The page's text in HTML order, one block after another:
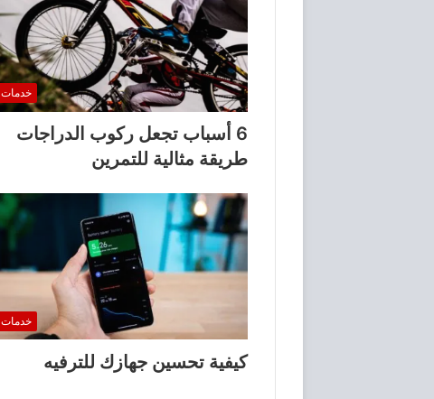
خدمات
6 أسباب تجعل ركوب الدراجات
طريقة مثالية للتمرين
خدمات
كيفية تحسين جهازك للترفيه